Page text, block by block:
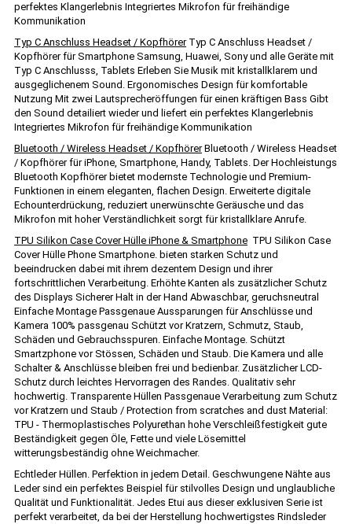
perfektes Klangerlebnis Integriertes Mikrofon für freihändige
Kommunikation
Typ C Anschluss Headset / KopfhörerTyp C Anschluss Headset /
Kopfhörer für Smartphone Samsung, Huawei, Sony und alle Geräte mit
Typ C Anschlusss, Tablets Erleben Sie Musik mit kristallklarem und
ausgeglichenem Sound. Ergonomisches Design für komfortable
Nutzung Mit zwei Lautsprecheröffungen für einen kräftigen Bass Gibt
den Sound detailiert wieder und liefert ein perfektes Klangerlebnis
Integriertes Mikrofon für freihändige Kommunikation
Bluetooth / Wireless Headset / KopfhörerBluetooth / Wireless Headset
/ Kopfhörer für iPhone, Smartphone, Handy, Tablets. Der Hochleistungs
Bluetooth Kopfhörer bietet modernste Technologie und Premium-
Funktionen in einem eleganten, flachen Design. Erweiterte digitale
Echounterdrückung, reduziert unerwünschte Geräusche und das
Mikrofon mit hoher Verständlichkeit sorgt für kristallklare Anrufe.
TPU Silikon Case Cover Hülle iPhone & Smartphone TPU Silikon Case
Cover Hülle Phone Smartphone. bieten starken Schutz und
beeindrucken dabei mit ihrem dezentem Design und ihrer
fortschrittlichen Verarbeitung. Erhöhte Kanten als zusätzlicher Schutz
des Displays Sicherer Halt in der Hand Abwaschbar, geruchsneutral
Einfache Montage Passgenaue Aussparungen für Anschlüsse und
Kamera 100% passgenau Schützt vor Kratzern, Schmutz, Staub,
Schäden und Gebrauchsspuren. Einfache Montage. Schützt
Smartzphone vor Stössen, Schäden und Staub. Die Kamera und alle
Schalter & Anschlüsse bleiben frei und bedienbar. Zusätzlicher LCD-
Schutz durch leichtes Hervorragen des Randes. Qualitativ sehr
hochwertig. Transparente Hüllen Passgenaue Verarbeitung zum Schutz
vor Kratzern und Staub / Protection from scratches and dust Material:
TPU - Thermoplastisches Polyurethan hohe Verschleißfestigkeit gute
Beständigkeit gegen Öle, Fette und viele Lösemittel
witterungsbeständig ohne Weichmacher.
Echtleder Hüllen. Perfektion in jedem Detail. Geschwungene Nähte aus
Leder sind ein perfektes Beispiel für stilvolles Design und unglaubliche
Qualität und Funktionalität. Jedes Etui aus dieser exklusiven Serie ist
perfekt verarbeitet, da bei der Herstellung hochwertigstes Rindsleder